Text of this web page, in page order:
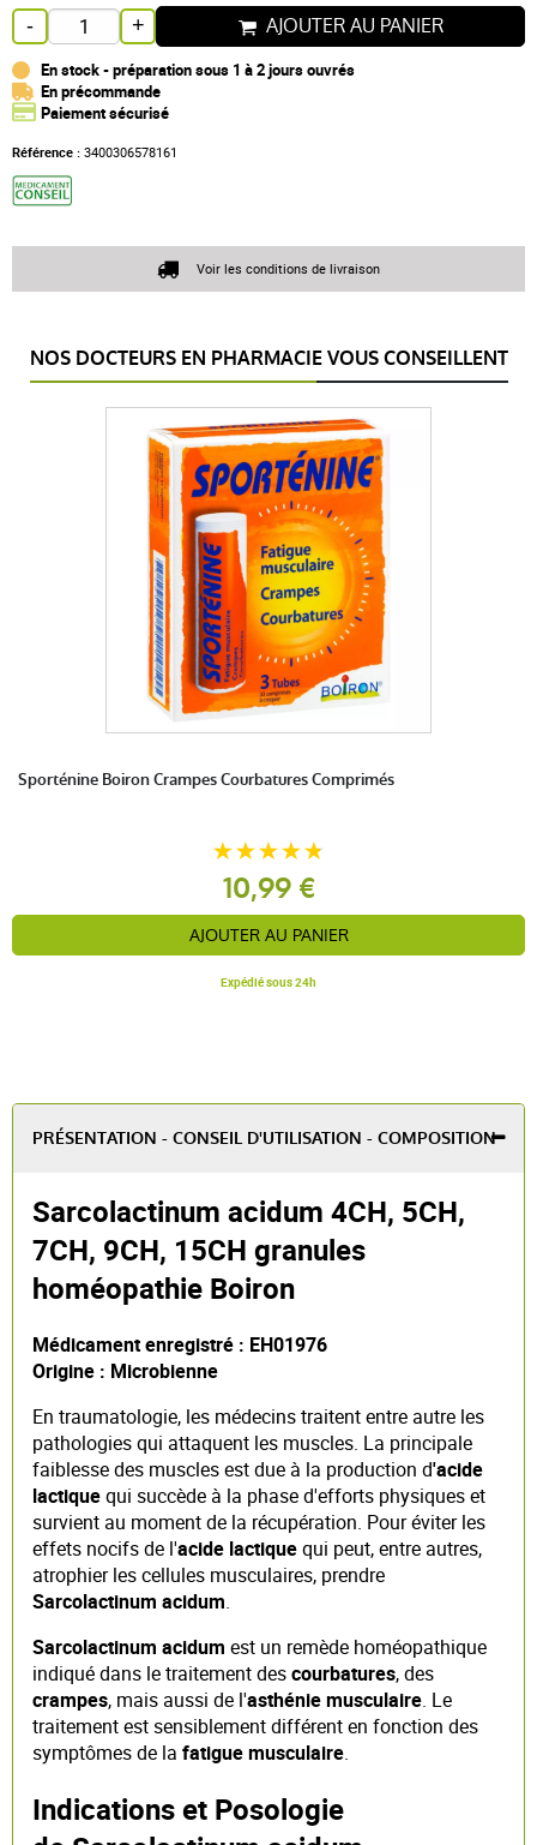
- + AJOUTER AU PANIER
En stock - préparation sous 1 à 2 jours ouvrés
En précommande
Paiement sécurisé
Référence : 3400306578161
Voir les conditions de livraison
NOS DOCTEURS EN PHARMACIE VOUS CONSEILLENT
Sporténine Boiron Crampes Courbatures Comprimés
10,99 €
AJOUTER AU PANIER
Expédié sous 24h
PRÉSENTATION - CONSEIL D'UTILISATION - COMPOSITION
Sarcolactinum acidum 4CH, 5CH,
7CH, 9CH, 15CH granules
homéopathie Boiron
Médicament enregistré : EH01976
Origine : Microbienne
En traumatologie, les médecins traitent entre autre les
pathologies qui attaquent les muscles. La principale
faiblesse des muscles est due à la production d'acide
lactiquequi succède à la phase d'efforts physiques et
survient au moment de la récupération. Pour éviter les
effets nocifs de l'acide lactiquequi peut, entre autres,
atrophier les cellules musculaires, prendre
Sarcolactinum acidum.
Sarcolactinum acidum est un remède homéopathique
indiqué dans le traitement descourbatures, des
crampes, mais aussi de l'asthénie musculaire. Le
traitement est sensiblement différent en fonction des
symptômes de la fatigue musculaire.
Indications et Posologie